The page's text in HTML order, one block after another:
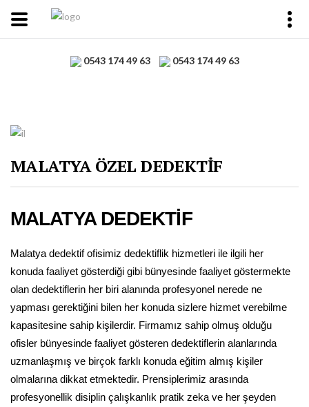
0543 174 49 63 0543 174 49 63
MALATYA ÖZEL DEDEKTİF
MALATYA DEDEKTİF
Malatya dedektif ofisimiz dedektiflik hizmetleri ile ilgili her
konuda faaliyet gösterdiği gibi bünyesinde faaliyet göstermekte
olan dedektiflerin her biri alanında profesyonel nerede ne
yapması gerektiğini bilen her konuda sizlere hizmet verebilme
kapasitesine sahip kişilerdir. Firmamız sahip olmuş olduğu
ofisler bünyesinde faaliyet gösteren dedektiflerin alanlarında
uzmanlaşmış ve birçok farklı konuda eğitim almış kişiler
olmalarına dikkat etmektedir. Prensiplerimiz arasında
profesyonellik disiplin çalışkanlık pratik zeka ve her şeyden